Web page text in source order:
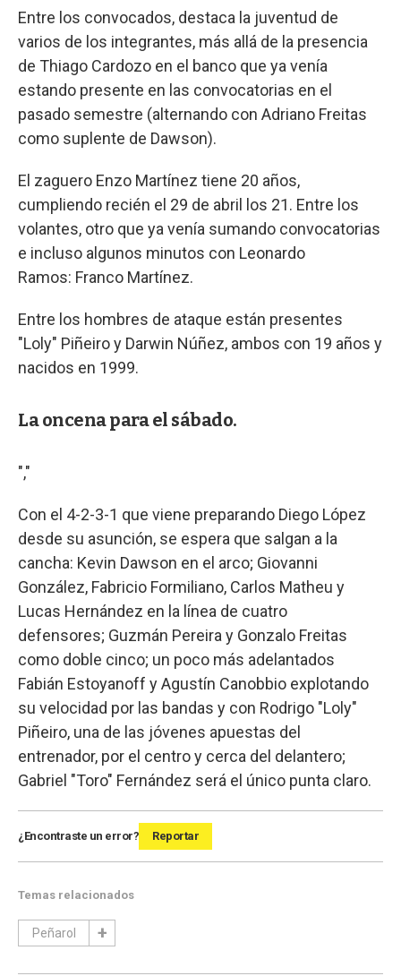
Entre los convocados, destaca la juventud de
varios de los integrantes, más allá de la presencia
de Thiago Cardozo en el banco que ya venía
estando presente en las convocatorias en el
pasado semestre (alternando con Adriano Freitas
como suplente de Dawson).
El zaguero Enzo Martínez tiene 20 años,
cumpliendo recién el 29 de abril los 21. Entre los
volantes, otro que ya venía sumando convocatorias
e incluso algunos minutos con Leonardo
Ramos: Franco Martínez.
Entre los hombres de ataque están presentes
"Loly" Piñeiro y Darwin Núñez, ambos con 19 años y
nacidos en 1999.
La oncena para el sábado.
","
Con el 4-2-3-1 que viene preparando Diego López
desde su asunción, se espera que salgan a la
cancha: Kevin Dawson en el arco; Giovanni
González, Fabricio Formiliano, Carlos Matheu y
Lucas Hernández en la línea de cuatro
defensores; Guzmán Pereira y Gonzalo Freitas
como doble cinco; un poco más adelantados
Fabián Estoyanoff y Agustín Canobbio explotando
su velocidad por las bandas y con Rodrigo "Loly"
Piñeiro, una de las jóvenes apuestas del
entrenador, por el centro y cerca del delantero;
Gabriel "Toro" Fernández será el único punta claro.
¿Encontraste un error? Reportar
Temas relacionados
Peñarol